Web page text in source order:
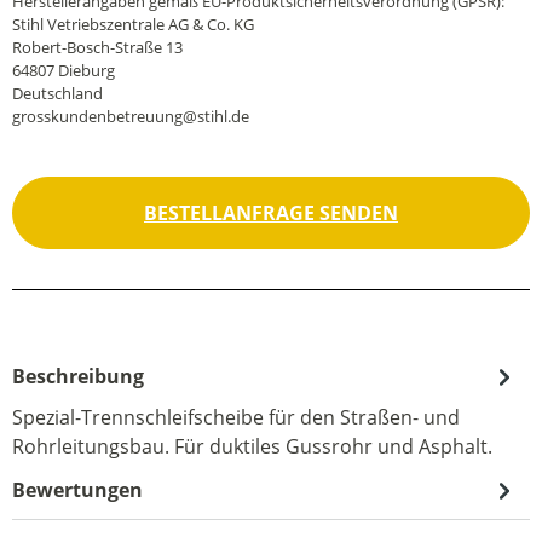
Stihl Vetriebszentrale AG & Co. KG
Robert-Bosch-Straße 13
64807 Dieburg
Deutschland
grosskundenbetreuung@stihl.de
BESTELLANFRAGE SENDEN
Beschreibung
Spezial-Trennschleifscheibe für den Straßen- und
Rohrleitungsbau. Für duktiles Gussrohr und Asphalt.
Bewertungen